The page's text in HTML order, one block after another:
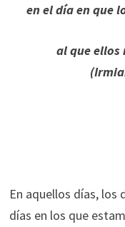
en el día en que
al que ellos
En aquellos días, los
días en los que